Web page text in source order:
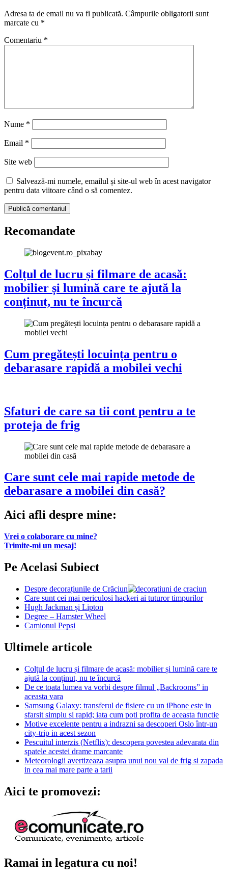
Adresa ta de email nu va fi publicată. Câmpurile obligatorii sunt
marcate cu *
Comentariu *
Nume *
Email *
Site web
Salvează-mi numele, emailul și site-ul web în acest navigator
pentru data viitoare când o să comentez.
Recomandate
Colțul de lucru și filmare de acasă:
mobilier și lumină care te ajută la
conținut, nu te încurcă
Cum pregătești locuința pentru o
debarasare rapidă a mobilei vechi
Sfaturi de care sa tii cont pentru a te
proteja de frig
Care sunt cele mai rapide metode de
debarasare a mobilei din casă?
Aici afli despre mine:
Vrei o colaborare cu mine?
Trimite-mi un mesaj!
Pe Acelasi Subiect
Despre decorațiunile de Crăciun
Care sunt cei mai periculosi hackeri ai tuturor timpurilor
Hugh Jackman și Lipton
Degree – Hamster Wheel
Camionul Pepsi
Ultimele articole
Colțul de lucru și filmare de acasă: mobilier și lumină care te
ajută la conținut, nu te încurcă
De ce toata lumea va vorbi despre filmul „Backrooms” in
aceasta vara
Samsung Galaxy: transferul de fisiere cu un iPhone este in
sfarsit simplu si rapid; iata cum poti profita de aceasta functie
Motive excelente pentru a indrazni sa descoperi Oslo într-un
city-trip in acest sezon
Pescuitul interzis (Netflix): descopera povestea adevarata din
spatele acestei drame marcante
Meteorologii avertizeaza asupra unui nou val de frig si zapada
in cea mai mare parte a tarii
Aici te promovezi:
Ramai in legatura cu noi!